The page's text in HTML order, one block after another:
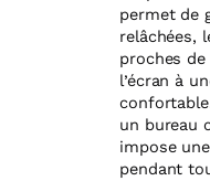
permet de
relâchées,
proches
l’écran à
un bureau
impose
pendant